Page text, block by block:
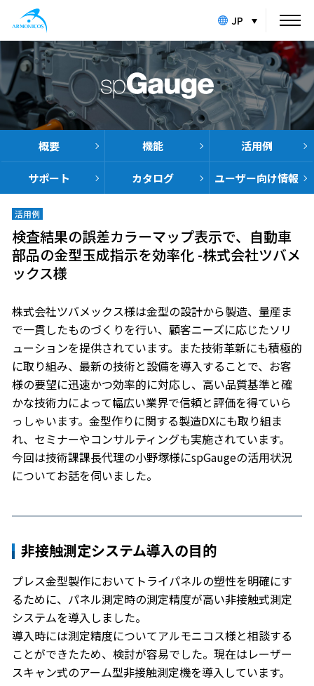
JP
概要 機能 活用例
サポート カタログ ユーザー向け情報
活用例
検査結果の誤差カラーマップ表示で、自動車
部品の金型玉成指示を効率化 -株式会社ツバメ
ックス様
株式会社ツバメックス様は金型の設計から製造、量産ま
で一貫したものづくりを行い、顧客ニーズに応じたソリ
ューションを提供されています。また技術革新にも積極的
に取り組み、最新の技術と設備を導入することで、お客
様の要望に迅速かつ効率的に対応し、高い品質基準と確
かな技術力によって幅広い業界で信頼と評価を得ていら
っしゃいます。金型作りに関する製造DXにも取り組ま
れ、セミナーやコンサルティングも実施されています。
今回は技術課課長代理の小野塚様にspGaugeの活用状況
についてお話を伺いました。
非接触測定システム導入の目的
プレス金型製作においてトライパネルの塑性を明確にす
るために、パネル測定時の測定精度が高い非接触式測定
システムを導入しました。
導入時には測定精度についてアルモニコス様と相談する
ことができたため、検討が容易でした。現在はレーザー
スキャン式のアーム型非接触測定機を導入しています。